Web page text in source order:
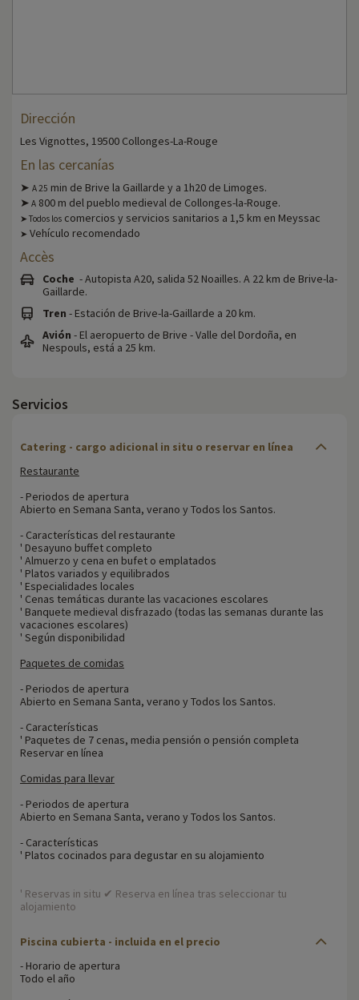
Dirección
Les Vignottes, 19500 Collonges-La-Rouge
En las cercanías
➤ A 25 min de Brive la Gaillarde y a 1h20 de Limoges.
➤ A 800 m del pueblo medieval de Collonges-la-Rouge.
➤ Todos los comercios y servicios sanitarios a 1,5 km en Meyssac
➤ Vehículo recomendado
Accès
Coche - Autopista A20, salida 52 Noailles. A 22 km de Brive-la-
Gaillarde.
Tren - Estación de Brive-la-Gaillarde a 20 km.
Avión - El aeropuerto de Brive - Valle del Dordoña, en
Nespouls, está a 25 km.
Servicios
Catering - cargo adicional in situ o reservar en línea
Restaurante
- Periodos de apertura
Abierto en Semana Santa, verano y Todos los Santos.
- Características del restaurante
' Desayuno buffet completo
' Almuerzo y cena en bufet o emplatados
' Platos variados y equilibrados
' Especialidades locales
' Cenas temáticas durante las vacaciones escolares
' Banquete medieval disfrazado (todas las semanas durante las
vacaciones escolares)
' Según disponibilidad
Paquetes de comidas
- Periodos de apertura
Abierto en Semana Santa, verano y Todos los Santos.
- Características
' Paquetes de 7 cenas, media pensión o pensión completa
Reservar en línea
Comidas para llevar
- Periodos de apertura
Abierto en Semana Santa, verano y Todos los Santos.
- Características
' Platos cocinados para degustar en su alojamiento
' Reservas in situ ✔ Reserva en línea tras seleccionar tu
alojamiento
Piscina cubierta - incluida en el precio
- Horario de apertura
Todo el año